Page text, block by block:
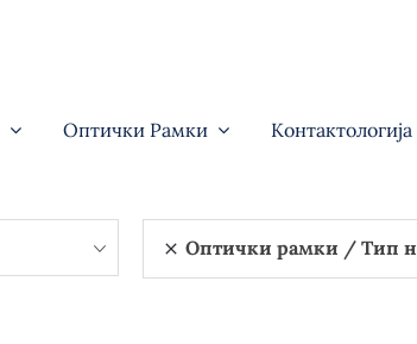
Оптички Рамки Контактологија
Оптички рамки Тип на очила